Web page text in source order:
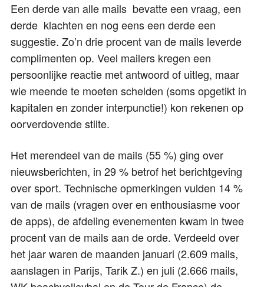
Een derde van alle mails bevatte een vraag, een
derde klachten en nog eens een derde een
suggestie. Zo’n drie procent van de mails leverde
complimenten op. Veel mailers kregen een
persoonlijke reactie met antwoord of uitleg, maar
wie meende te moeten schelden (soms opgetikt in
kapitalen en zonder interpunctie!) kon rekenen op
oorverdovende stilte.
Het merendeel van de mails (55 %) ging over
nieuwsberichten, in 29 % betrof het berichtgeving
over sport. Technische opmerkingen vulden 14 %
van de mails (vragen over en enthousiasme voor
de apps), de afdeling evenementen kwam in twee
procent van de mails aan de orde. Verdeeld over
het jaar waren de maanden januari (2.609 mails,
aanslagen in Parijs, Tarik Z.) en juli (2.666 mails,